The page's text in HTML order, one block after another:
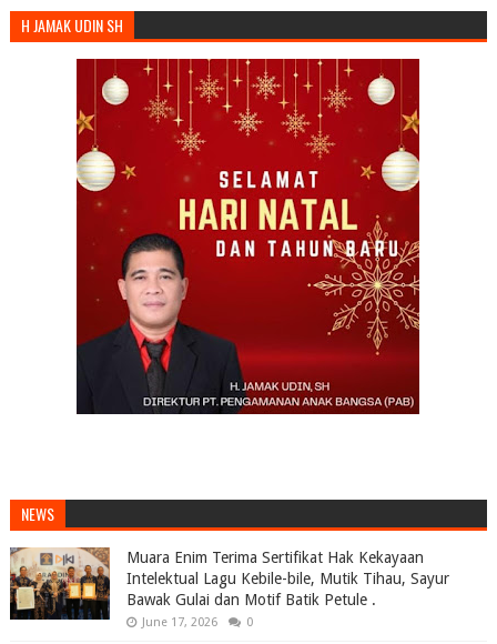
H JAMAK UDIN SH
NEWS
Muara Enim Terima Sertifikat Hak Kekayaan
Intelektual Lagu Kebile-bile, Mutik Tihau, Sayur
Bawak Gulai dan Motif Batik Petule .
June 17, 2026 0